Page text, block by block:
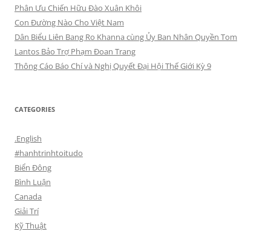
Phân Ưu Chiến Hữu Đào Xuân Khôi
Con Đường Nào Cho Việt Nam
Dân Biểu Liên Bang Ro Khanna cùng Ủy Ban Nhân Quyền Tom
Lantos Bảo Trợ Phạm Đoan Trang
Thông Cáo Báo Chí và Nghị Quyết Đại Hội Thế Giới Kỳ 9
CATEGORIES
.English
#hanhtrinhtoitudo
Biển Đông
Bình Luận
Canada
Giải Trí
Kỹ Thuật